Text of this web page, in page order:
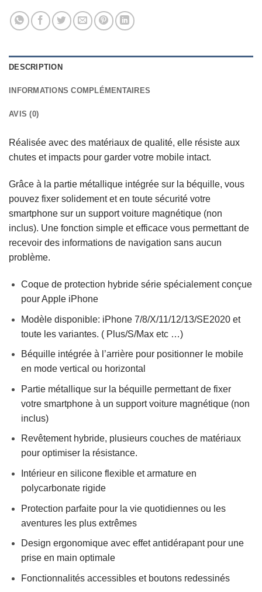
DESCRIPTION
INFORMATIONS COMPLÉMENTAIRES
AVIS (0)
Réalisée avec des matériaux de qualité, elle résiste aux
chutes et impacts pour garder votre mobile intact.
Grâce à la partie métallique intégrée sur la béquille, vous
pouvez fixer solidement et en toute sécurité votre
smartphone sur un support voiture magnétique (non
inclus). Une fonction simple et efficace vous permettant de
recevoir des informations de navigation sans aucun
problème.
Coque de protection hybride série spécialement conçue
pour Apple iPhone
Modèle disponible: iPhone 7/8/X/11/12/13/SE2020 et
toute les variantes. ( Plus/S/Max etc …)
Béquille intégrée à l’arrière pour positionner le mobile
en mode vertical ou horizontal
Partie métallique sur la béquille permettant de fixer
votre smartphone à un support voiture magnétique (non
inclus)
Revêtement hybride, plusieurs couches de matériaux
pour optimiser la résistance.
Intérieur en silicone flexible et armature en
polycarbonate rigide
Protection parfaite pour la vie quotidiennes ou les
aventures les plus extrêmes
Design ergonomique avec effet antidérapant pour une
prise en main optimale
Fonctionnalités accessibles et boutons redessinés